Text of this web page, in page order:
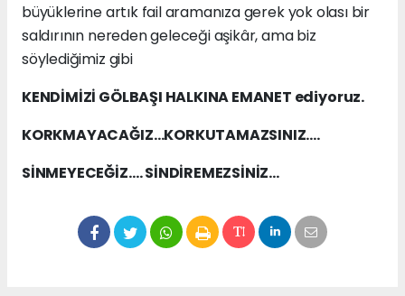
büyüklerine artık fail aramanıza gerek yok olası bir
saldırının nereden geleceği aşikâr, ama biz
söylediğimiz gibi
KENDİMİZİ GÖLBAŞI HALKINA EMANET ediyoruz.
KORKMAYACAĞIZ…KORKUTAMAZSINIZ….
SİNMEYECEĞİZ…. SİNDİREMEZSİNİZ…